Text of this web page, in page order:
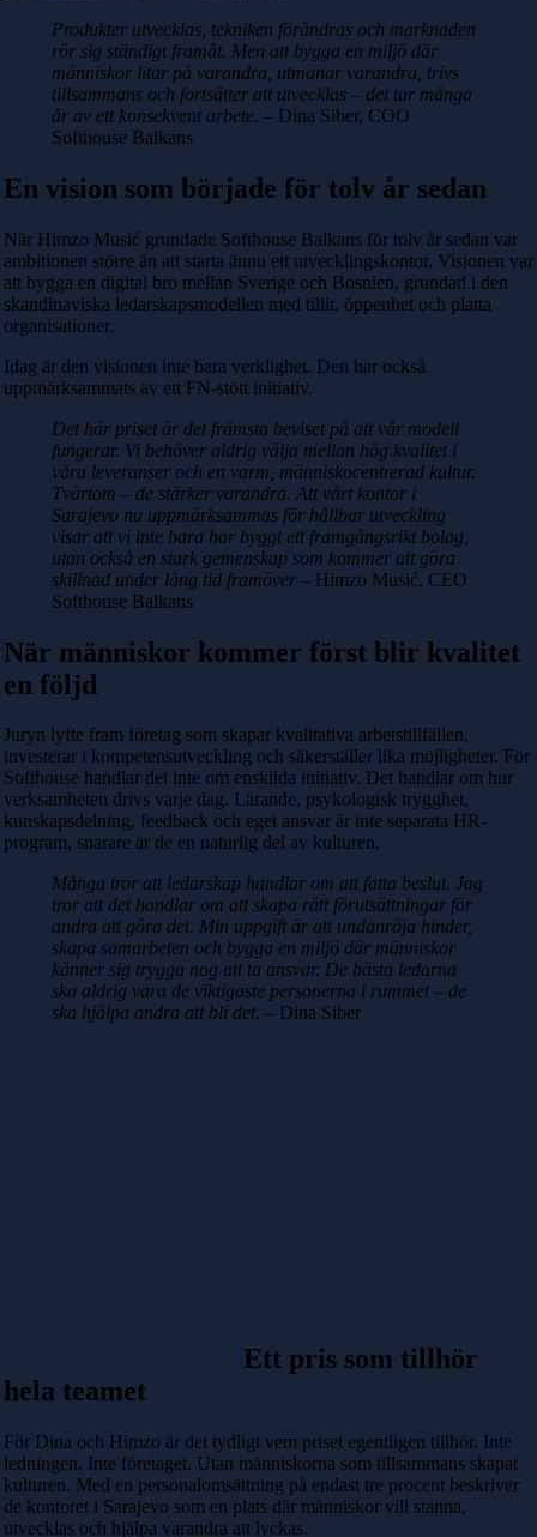
Produkter utvecklas, tekniken förändras och marknaden
rör sig ständigt framåt. Men att bygga en miljö där
människor litar på varandra, utmanar varandra, trivs
tillsammans och fortsätter att utvecklas – det tar många
år av ett konsekvent arbete. – Dina Siber, COO
Softhouse Balkans
En vision som började för tolv år sedan
När Himzo Musić grundade Softhouse Balkans för tolv år sedan var
ambitionen större än att starta ännu ett utvecklingskontor. Visionen var
att bygga en digital bro mellan Sverige och Bosnien, grundad i den
skandinaviska ledarskapsmodellen med tillit, öppenhet och platta
organisationer.
Idag är den visionen inte bara verklighet. Den har också
uppmärksammats av ett FN-stött initiativ.
Det här priset är det främsta beviset på att vår modell
fungerar. Vi behöver aldrig välja mellan hög kvalitet i
våra leveranser och en varm, människocentrerad kultur.
Tvärtom – de stärker varandra. Att vårt kontor i
Sarajevo nu uppmärksammas för hållbar utveckling
visar att vi inte bara har byggt ett framgångsrikt bolag,
utan också en stark gemenskap som kommer att göra
skillnad under lång tid framöver – Himzo Musić, CEO
Softhouse Balkans
När människor kommer först blir kvalitet
en följd
Juryn lyfte fram företag som skapar kvalitativa arbetstillfällen,
investerar i kompetensutveckling och säkerställer lika möjligheter. För
Softhouse handlar det inte om enskilda initiativ. Det handlar om hur
verksamheten drivs varje dag. Lärande, psykologisk trygghet,
kunskapsdelning, feedback och eget ansvar är inte separata HR-
program, snarare är de en naturlig del av kulturen.
Många tror att ledarskap handlar om att fatta beslut. Jag
tror att det handlar om att skapa rätt förutsättningar för
andra att göra det. Min uppgift är att undanröja hinder,
skapa samarbeten och bygga en miljö där människor
känner sig trygga nog att ta ansvar. De bästa ledarna
ska aldrig vara de viktigaste personerna i rummet – de
ska hjälpa andra att bli det. – Dina Siber
Ett pris som tillhör
hela teamet
För Dina och Himzo är det tydligt vem priset egentligen tillhör. Inte
ledningen. Inte företaget. Utan människorna som tillsammans skapat
kulturen. Med en personalomsättning på endast tre procent beskriver
de kontoret i Sarajevo som en plats där människor vill stanna,
utvecklas och hjälpa varandra att lyckas.